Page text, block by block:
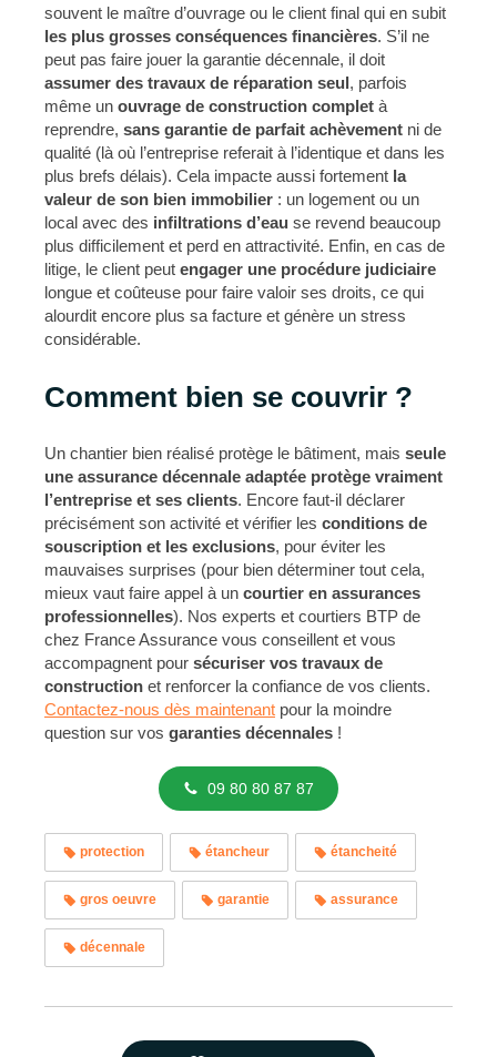
souvent le maître d’ouvrage ou le client final qui en subit
les plus grosses conséquences financières. S’il ne
peut pas faire jouer la garantie décennale, il doit
assumer des travaux de réparation seul, parfois
même un ouvrage de construction complet à
reprendre, sans garantie de parfait achèvement ni de
qualité (là où l’entreprise referait à l’identique et dans les
plus brefs délais). Cela impacte aussi fortement la
valeur de son bien immobilier : un logement ou un
local avec des infiltrations d’eau se revend beaucoup
plus difficilement et perd en attractivité. Enfin, en cas de
litige, le client peut engager une procédure judiciaire
longue et coûteuse pour faire valoir ses droits, ce qui
alourdit encore plus sa facture et génère un stress
considérable.
Comment bien se couvrir ?
Un chantier bien réalisé protège le bâtiment, mais seule
une assurance décennale adaptée protège vraiment
l’entreprise et ses clients. Encore faut-il déclarer
précisément son activité et vérifier les conditions de
souscription et les exclusions, pour éviter les
mauvaises surprises (pour bien déterminer tout cela,
mieux vaut faire appel à un courtier en assurances
professionnelles). Nos experts et courtiers BTP de
chez France Assurance vous conseillent et vous
accompagnent pour sécuriser vos travaux de
construction et renforcer la confiance de vos clients.
Contactez-nous dès maintenant pour la moindre
question sur vos garanties décennales !
09 80 80 87 87
protection étancheur étancheité
gros oeuvre garantie assurance
décennale